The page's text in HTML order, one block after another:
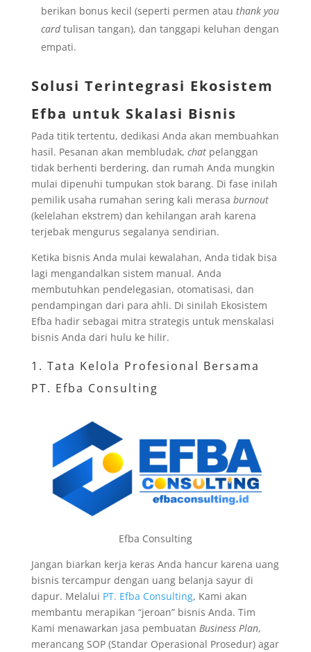
berikan bonus kecil (seperti permen atau thank you
cardtulisan tangan), dan tanggapi keluhan dengan
empati.
Solusi Terintegrasi Ekosistem
Efba untuk Skalasi Bisnis
Pada titik tertentu, dedikasi Anda akan membuahkan
hasil. Pesanan akan membludak, chatpelanggan
tidak berhenti berdering, dan rumah Anda mungkin
mulai dipenuhi tumpukan stok barang. Di fase inilah
pemilik usaha rumahan sering kali merasa burnout
(kelelahan ekstrem) dan kehilangan arah karena
terjebak mengurus segalanya sendirian.
Ketika bisnis Anda mulai kewalahan, Anda tidak bisa
lagi mengandalkan sistem manual. Anda
membutuhkan pendelegasian, otomatisasi, dan
pendampingan dari para ahli. Di sinilah Ekosistem
Efba hadir sebagai mitra strategis untuk menskalasi
bisnis Anda dari hulu ke hilir.
1. Tata Kelola Profesional Bersama
PT. Efba Consulting
Efba Consulting
Jangan biarkan kerja keras Anda hancur karena uang
bisnis tercampur dengan uang belanja sayur di
dapur. Melalui PT. Efba Consulting, Kami akan
membantu merapikan “jeroan” bisnis Anda. Tim
Kami menawarkan jasa pembuatan Business Plan,
merancang SOP (Standar Operasional Prosedur) agar